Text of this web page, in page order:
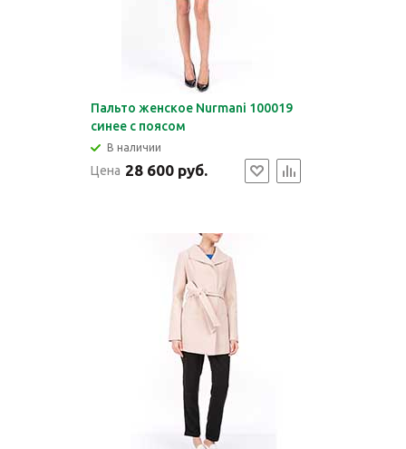
Пальто женское Nurmani 100019
синее с поясом
В наличии
Цена 28 600 руб.